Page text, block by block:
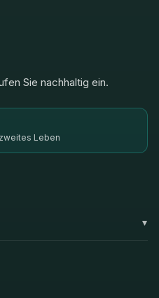
Sie nachhaltig ein.
Leben